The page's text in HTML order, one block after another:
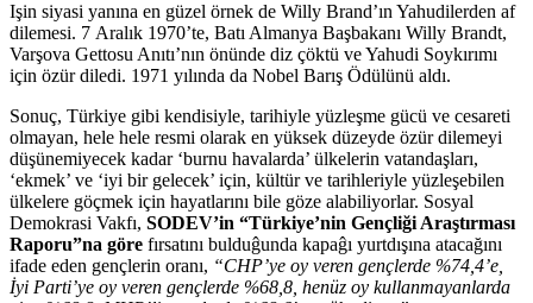
Işin siyasi yanına en güzel örnek de Willy Brand’ın Yahudilerden af
dilemesi. 7 Aralık 1970’te, Batı Almanya Başbakanı Willy Brandt,
Varşova Gettosu Anıtı’nın önünde diz çöktü ve Yahudi Soykırımı
için özür diledi. 1971 yılında da Nobel Barış Ödülünü aldı.
Sonuç, Türkiye gibi kendisiyle, tarihiyle yüzleşme gücü ve cesareti
olmayan, hele hele resmi olarak en yüksek düzeyde özür dilemeyi
düşünemiyecek kadar ‘burnu havalarda’ ülkelerin vatandaşları,
‘ekmek’ ve ‘iyi bir gelecek’ için, kültür ve tarihleriyle yüzleşebilen
ülkelere göçmek için hayatlarını bile göze alabiliyorlar. Sosyal
Demokrasi Vakfı, SODEV’in “Türkiye’nin Gençliği Araştırması
Raporu”na göre fırsatını bulduĝunda kapaĝı yurtdışına atacağını
ifade eden gençlerin oranı, “CHP’ye oy veren gençlerde %74,4’e,
İyi Parti’ye oy veren gençlerde %68,8, henüz oy kullanmayanlarda